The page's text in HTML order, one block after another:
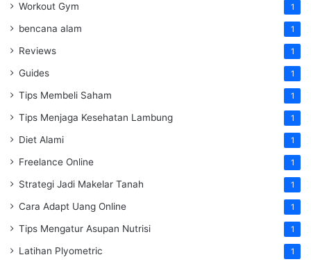
Workout Gym 1
bencana alam 1
Reviews 1
Guides 1
Tips Membeli Saham 1
Tips Menjaga Kesehatan Lambung 1
Diet Alami 1
Freelance Online 1
Strategi Jadi Makelar Tanah 1
Cara Adapt Uang Online 1
Tips Mengatur Asupan Nutrisi 1
Latihan Plyometric 1